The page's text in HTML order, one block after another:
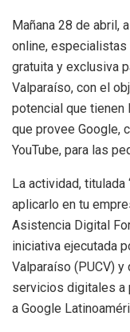
Mañana 28 de abril,
online, especialistas
gratuita y exclusiva
Valparaíso, con el
potencial que tienen
que provee Google,
YouTube, para las
La actividad, titulada
aplicarlo en tu
Asistencia Digital
iniciativa ejecutada
Valparaíso (PUCV)
servicios digitales a
a Google